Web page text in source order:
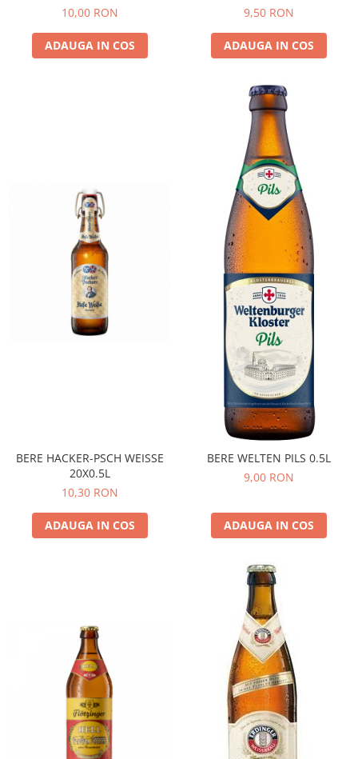
10,00 RON
ADAUGA IN COS
9,50 RON
ADAUGA IN COS
BERE HACKER-PSCH WEISSE
20X0.5L
10,30 RON
ADAUGA IN COS
BERE WELTEN PILS 0.5L
9,00 RON
ADAUGA IN COS